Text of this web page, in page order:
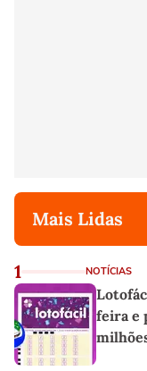
Mais Lidas
1 NOTÍCIAS
feira e